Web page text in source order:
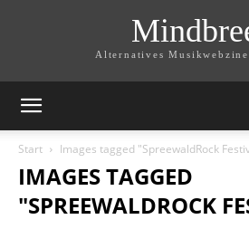
Alternatives
Start Images tagged "SpreewaldRock
IMAGES TAGGED
"SPREEWALDROCK